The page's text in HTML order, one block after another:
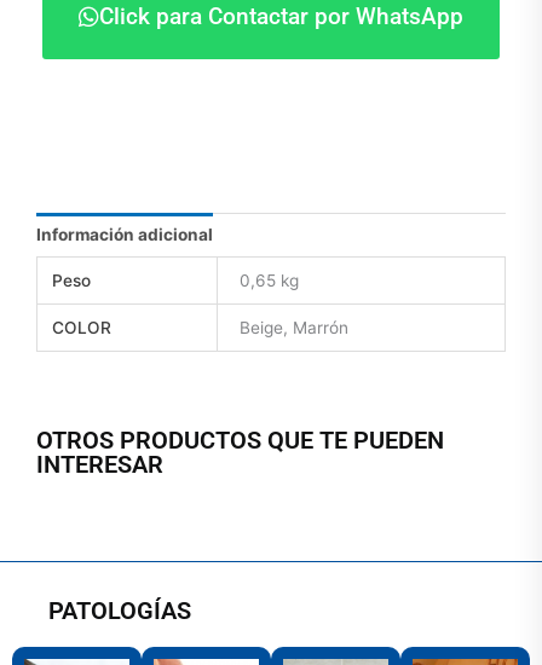
Click para Contactar por WhatsApp
Información adicional
Peso 0,65 kg
COLOR Beige, Marrón
OTROS PRODUCTOS QUE TE PUEDEN
INTERESAR
PATOLOGÍAS